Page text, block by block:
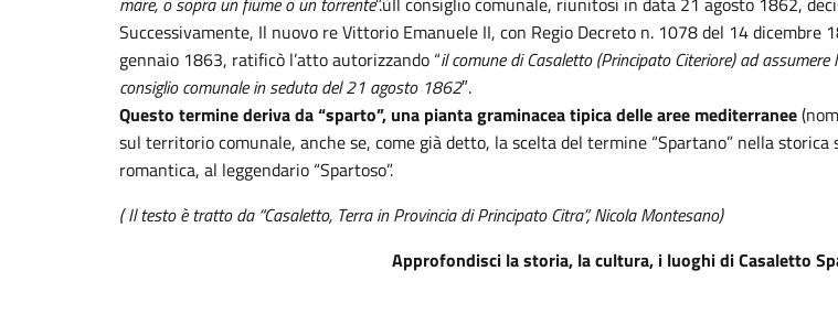
Successivamente, Il nuovo re Vittorio Emanuele II, con Regio Decreto n. 1078 del 14 dicembre
gennaio 1863, ratificò l’atto autorizzando “il comune di Casaletto (Principato Citeriore) ad
consiglio comunale in seduta del 21 agosto 1862″.
Questo termine deriva da “sparto”, una pianta graminacea tipica delle aree mediterranee
sul territorio comunale, anche se, come già detto, la scelta del termine “Spartano” nella
romantica, al leggendario “Spartoso”.
( Il testo è tratto da “Casaletto, Terra in Provincia di Principato Citra”, Nicola Montesano)
Approfondisci la storia, la cultura, i luoghi di Casaletto